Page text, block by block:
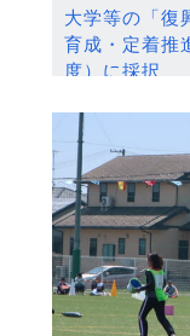
大学等の「復
育成・定着推
度）に採択